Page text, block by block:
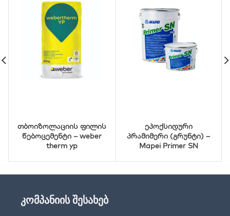
თბოიზოლაციის ფილის
წებოცემენტი – weber
therm yp
ეპოქსიდური
პრამიმერი (გრუნტი) –
Mapei Primer SN
კომპანიის შესახებ